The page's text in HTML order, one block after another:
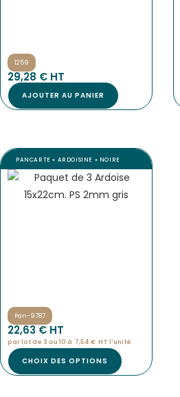
1259
29,28 € HT
AJOUTER AU PANIER
PANCARTE « ARDOISINE » NOIRE
Pan-9787
22,63 € HT
par lot de 3 ou 10 à 7,54 € HT l'unité
CHOIX DES OPTIONS